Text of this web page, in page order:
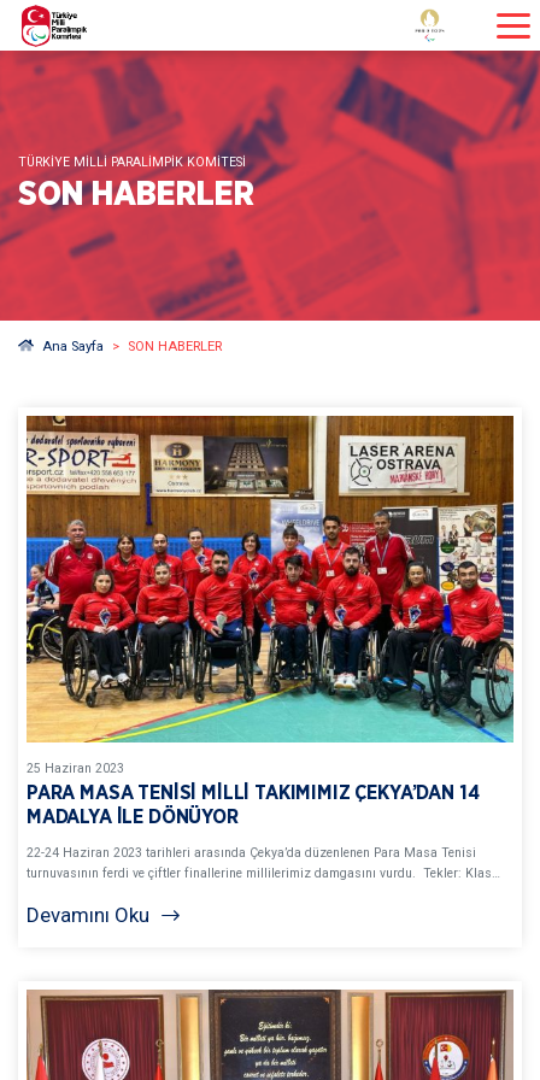
TÜRKİYE MİLLİ PARALİMPİK KOMİTESİ
SON HABERLER
Ana Sayfa SON HABERLER
25 Haziran 2023
PARA MASA TENİSİ MİLLİ TAKIMIMIZ ÇEKYA’DAN 14
MADALYA İLE DÖNÜYOR
22-24 Haziran 2023 tarihleri arasında Çekya’da düzenlenen Para Masa Tenisi
turnuvasının ferdi ve çiftler finallerine millilerimiz damgasını vurdu. Tekler: Klas…
Devamını Oku